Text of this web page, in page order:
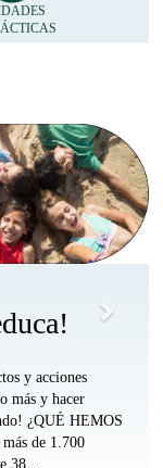
y acciones
más y hacer
¿QUÉ HEMOS
de 1.700
38…